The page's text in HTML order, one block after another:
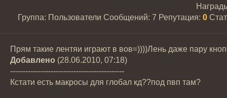
Группа: Пользователи Сообщений: 7 Репутация: 0
Прям такие лентяи играют в вов=))))Лень даже пару
Добавлено (28.06.2010, 07:18)
---------------------------------------------
Кстати есть макросы для глобал кд??под пвп там?